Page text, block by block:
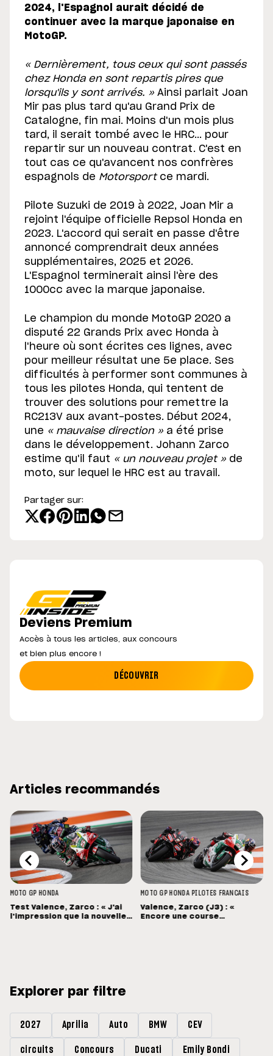
2024, l'Espagnol aurait décidé de
continuer avec la marque japonaise en
MotoGP.
« Dernièrement, tous ceux qui sont passés
chez Honda en sont repartis pires que
lorsqu'ils y sont arrivés. » Ainsi parlait Joan
Mir pas plus tard qu'au Grand Prix de
Catalogne, fin mai. Moins d'un mois plus
tard, il serait tombé avec le HRC... pour
repartir sur un nouveau contrat. C'est en
tout cas ce qu'avancent nos confrères
espagnols de Motorsport ce mardi.
Pilote Suzuki de 2019 à 2022, Joan Mir a
rejoint l'équipe officielle Repsol Honda en
2023. L'accord qui serait en passe d'être
annoncé comprendrait deux années
supplémentaires, 2025 et 2026.
L'Espagnol terminerait ainsi l'ère des
1000cc avec la marque japonaise.
Le champion du monde MotoGP 2020 a
disputé 22 Grands Prix avec Honda à
l'heure où sont écrites ces lignes, avec
pour meilleur résultat une 5e place. Ses
difficultés à performer sont communes à
tous les pilotes Honda, qui tentent de
trouver des solutions pour remettre la
RC213V aux avant-postes. Début 2024,
une « mauvaise direction » a été prise
dans le développement. Johann Zarco
estime qu'il faut « un nouveau projet » de
moto, sur lequel le HRC est au travail.
Partager sur:
Deviens Premium
Accès à tous les articles, aux concours
et bien plus encore !
DÉCOUVRIR
Articles recommandés
MOTO GP HONDA
Test Valence, Zarco : « J'ai
l'impression que la nouvelle
MOTO GP HONDA PILOTES FRANCAIS
Valence, Zarco (J3) : «
Encore une course
Explorer par filtre
2027 Aprilia Auto BMW CEV
circuits Concours Ducati Emily Bondi